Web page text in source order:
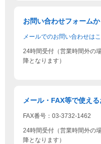
お問い合わせフォーム
メールでのお問い合わせは
24時間受付（営業時間外の
降となります）
メール・FAX等で使え
FAX番号：03-3732-1462
24時間受付（営業時間外の
降となります）